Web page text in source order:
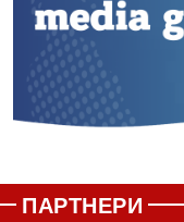
ПАРТНЕРИ